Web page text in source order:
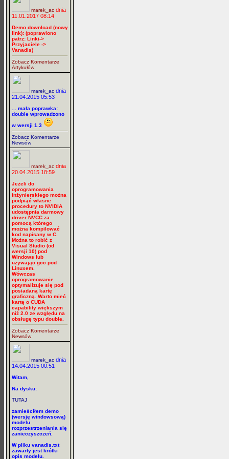
marek_ac dnia
11.01.2017 08:14
Demo download (nowy
link): (poprawiono
patrz: Linki->
Przyjaciele ->
Vanadis)
Zobacz Komentarze
Artykułów
marek_ac dnia
21.04.2015 05:53
... mała poprawka:
double wprowadzono
w wersji 1.3
Zobacz Komentarze
Newsów
marek_ac dnia
20.04.2015 18:59
Jeżeli do
oprogramowania
inżynierskiego można
podpiąć własne
procedury to NVIDIA
udostępnia darmowy
driver NVCC za
pomocą którego
można kompilować
kod napisany w C.
Można to robić z
Visual Studio (od
wersji 10) pod
Windows lub
używając gcc pod
Linuxem.
Wówczas
oprogramowanie
optymalizuje się pod
posiadaną kartę
graficzną. Warto mieć
kartę o CUDA
capability większym
niż 2.0 ze względu na
obsługę typu double.
Zobacz Komentarze
Newsów
marek_ac dnia
14.04.2015 00:51
Witam,
Na dysku:
TUTAJ
zamieściłem demo
(wersję windowsową)
modelu
rozprzestrzeniania się
zanieczyszczeń.
W pliku vanadis.txt
zawarty jest krótki
opis modelu.